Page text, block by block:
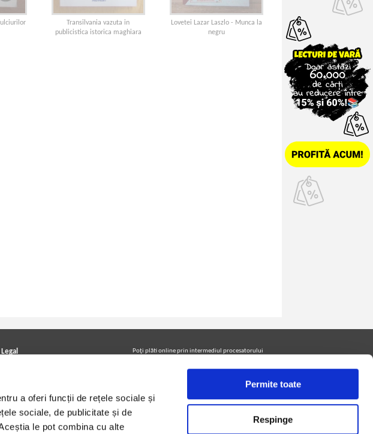
a oferi funcții de rețele sociale și
sociale, de publicitate și de
le pot combina cu alte
Permite toate
Respinge
Transilvania vazuta in
publicistica istorica maghiara
Lovetei Lazar Laszlo - Munca la
negru
Legal
Termeni si conditii
Utilizare cookie-uri
Poţi plăti online prin intermediul procesatorului
Urmăreşte-ne pe facebook pentru a fi la curent cu